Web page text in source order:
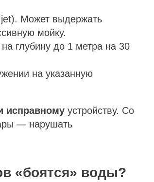
Может выдержать
мойку.
глубину до 1 метра на 30
на указанную
исправному устройству. Со
— нарушать
«боятся» воды?